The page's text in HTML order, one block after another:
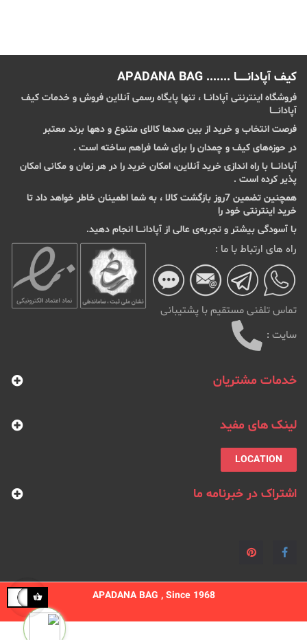
کیف آپادانـــــــا ....... APADANA BAG
فروشگاه اینترنتی آپادانــا ، تنها پایگاه رسمی آنلاین فروش و خدمات کیف
آپادانــــا
فرصت انتخاب و خرید از بین صدها کالای متنوع و دهها برند معتبر
در حوزه‌های کیف و چمدان را برای شما فراهم ساخته است .
آپادانـــا با راه اندازی خرید آنلاین، امکان خرید را در هر زمان و مکانی امکان‌
پذیر کرده است .
همچنین تضمین 7روز بازگشت کالا ، به شما اطمینان خاطر خواهد داد تا
خرید اینترنتی خود را
با آسودگی بیشتر و تجربه‌ی عالی از آپادانـــا انجام دهید.
راه های ارتباط با ما :
تماس تلفنی مستقیم با پشتیبانی
سایت :
خدمات مشتریان
لینک های مفید
LOCATION
اشتراک در خبرنامه ما
APADANA BAG , Since 1968